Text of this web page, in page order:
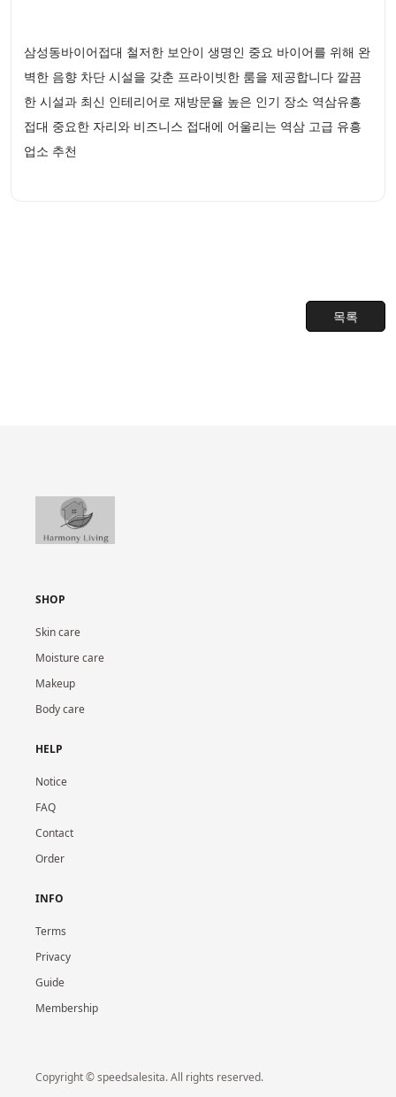
삼성동바이어접대 철저한 보안이 생명인 중요 바이어를 위해 완
벽한 음향 차단 시설을 갖춘 프라이빗한 룸을 제공합니다 깔끔
한 시설과 최신 인테리어로 재방문율 높은 인기 장소 역삼유흥
접대 중요한 자리와 비즈니스 접대에 어울리는 역삼 고급 유흥
업소 추천
목록
SHOP
Skin care
Moisture care
Makeup
Body care
HELP
Notice
FAQ
Contact
Order
INFO
Terms
Privacy
Guide
Membership
Copyright © speedsalesita. All rights reserved.